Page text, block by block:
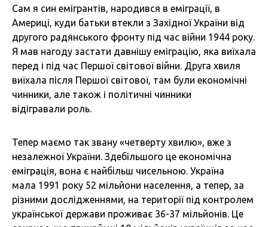
Сам я син емігрантів, народився в еміграції, в
Америці, куди батьки втекли з Західної України від
другого радянського фронту під час війни 1944 року.
Я мав нагоду застати давнішу еміграцію, яка виїхала
перед і під час Першої світової війни. Друга хвиля
виїхала після Першої світової, там були економічні
чинники, але також і політичні чинники
відігравали роль.
Тепер маємо так звану «четверту хвилю», вже з
незалежної України. Здебільшого це економічна
еміграція, вона є найбільш чисельною. Україна
мала 1991 року 52 мільйони населення, а тепер, за
різними дослідженнями, на території під контролем
української держави проживає 36-37 мільйонів. Це